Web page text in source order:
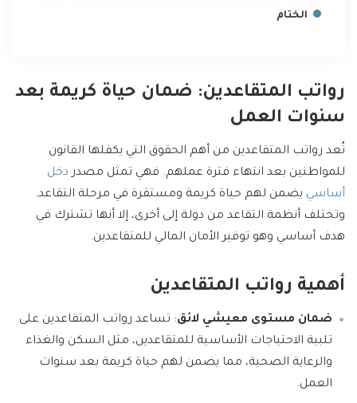
الختام
رواتب المتقاعدين: ضمان حياة كريمة بعد
سنوات العمل
تُعد رواتب المتقاعدين من أهم الحقوق التي يكفلها القانون
للمواطنين بعد انتهاء فترة عملهم. فهي تمثل مصدر دخل
أساسي يضمن لهم حياة كريمة ومستقرة في مرحلة التقاعد.
وتختلف أنظمة التقاعد من دولة إلى أخرى، إلا أنها تشترك في
هدف أساسي وهو توفير الأمان المالي للمتقاعدين.
أهمية رواتب المتقاعدين
ضمان مستوى معيشي لائق: تساعد رواتب المتقاعدين على
تلبية الاحتياجات الأساسية للمتقاعدين، مثل السكن والغذاء
والرعاية الصحية، مما يضمن لهم حياة كريمة بعد سنوات
العمل.